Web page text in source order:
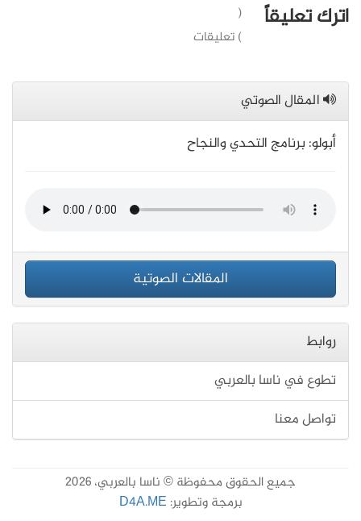
اترك تعليقاً
(
) تعليقات
المقال الصوتي
أبولو: برنامج التحدي والنجاح
المقالات الصوتية
روابط
تطوع في ناسا بالعربي
تواصل معنا
جميع الحقوق محفوظة © ناسا بالعربي، 2026
برمجة وتطوير: D4A.ME